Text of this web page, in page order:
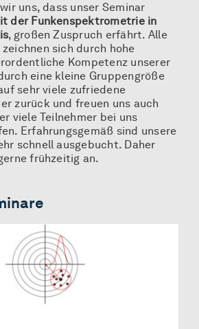
uns, dass unser Seminar
der Funkenspektrometrie in
‚ großen Zuspruch erfährt. Alle
sich durch hohe
Kompetenz unserer
eine kleine Gruppengröße
sehr viele zufriedene
zurück und freuen uns auch
viele Teilnehmer bei uns
Erfahrungsgemäß sind unsere
schnell ausgebucht. Daher
frühzeitig an.